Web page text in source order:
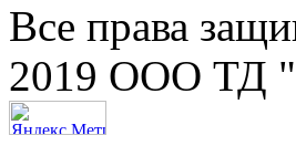
Все права
2019 ООО ТД